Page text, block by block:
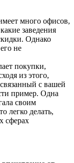
много офисов,
заведения
Однако
не
покупки,
из этого,
с вашей
пример. Одна
своим
легко делать,
сферах